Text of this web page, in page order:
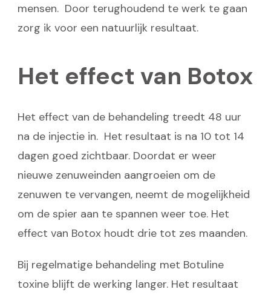
mensen. Door terughoudend te werk te gaan
zorg ik voor een natuurlijk resultaat.
Het effect van Botox
Het effect van de behandeling treedt 48 uur
na de injectie in. Het resultaat is na 10 tot 14
dagen goed zichtbaar. Doordat er weer
nieuwe zenuweinden aangroeien om de
zenuwen te vervangen, neemt de mogelijkheid
om de spier aan te spannen weer toe. Het
effect van Botox houdt drie tot zes maanden.
Bij regelmatige behandeling met Botuline
toxine blijft de werking langer. Het resultaat